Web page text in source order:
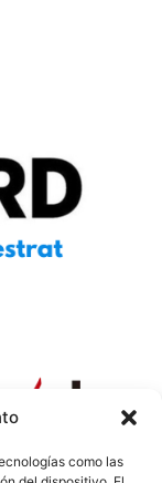
como las